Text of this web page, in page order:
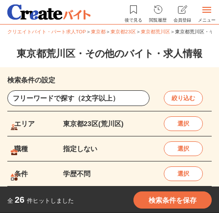
後で見る 閲覧履歴 会員登録 メニュー
クリエイトバイト・パート求人TOP ＞東京都＞東京都23区＞東京都荒川区＞東京都荒川区・そ
東京都荒川区・その他のバイト・求人情報
検索条件の設定
絞り込む
エリア 東京都23区(荒川区) 選択
職種 指定しない 選択
条件 学歴不問 選択
全 26 件ヒットしました 検索条件を保存